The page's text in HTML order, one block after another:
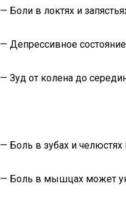
— Боли в локтях и
— Депрессивное
— Зуд от колена до
— Боль в зубах и челюстях
— Боль в мышцах может